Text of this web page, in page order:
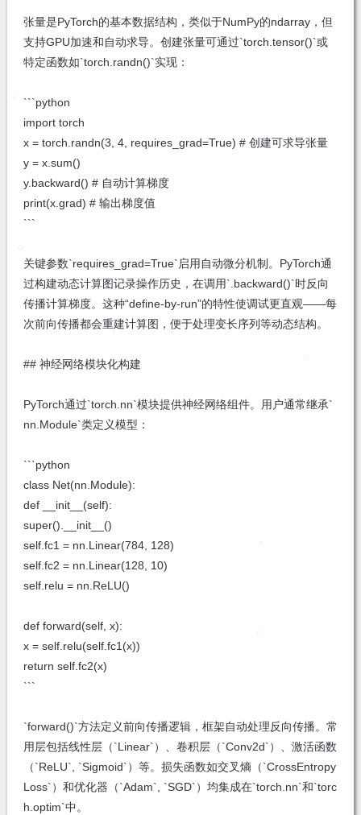
张量是PyTorch的基本数据结构，类似于NumPy的ndarray，但
支持GPU加速和自动求导。创建张量可通过`torch.tensor()`或
特定函数如`torch.randn()`实现：
```python
import torch
x = torch.randn(3, 4, requires_grad=True) # 创建可求导张量
y = x.sum()
y.backward() # 自动计算梯度
print(x.grad) # 输出梯度值
```
关键参数`requires_grad=True`启用自动微分机制。PyTorch通
过构建动态计算图记录操作历史，在调用`.backward()`时反向
传播计算梯度。这种“define-by-run”的特性使调试更直观——每
次前向传播都会重建计算图，便于处理变长序列等动态结构。
## 神经网络模块化构建
PyTorch通过`torch.nn`模块提供神经网络组件。用户通常继承`
nn.Module`类定义模型：
```python
class Net(nn.Module):
def __init__(self):
super().__init__()
self.fc1 = nn.Linear(784, 128)
self.fc2 = nn.Linear(128, 10)
self.relu = nn.ReLU()
def forward(self, x):
x = self.relu(self.fc1(x))
return self.fc2(x)
```
`forward()`方法定义前向传播逻辑，框架自动处理反向传播。常
用层包括线性层（`Linear`）、卷积层（`Conv2d`）、激活函数
（`ReLU`, `Sigmoid`）等。损失函数如交叉熵（`CrossEntropy
Loss`）和优化器（`Adam`, `SGD`）均集成在`torch.nn`和`torc
h.optim`中。